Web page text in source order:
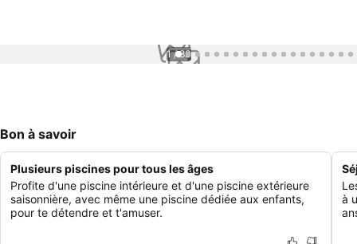
1 / 83
Bon à savoir
Plusieurs piscines pour tous les âges
Profite d'une piscine intérieure et d'une piscine extérieure
saisonnière, avec même une piscine dédiée aux enfants,
pour te détendre et t'amuser.
à